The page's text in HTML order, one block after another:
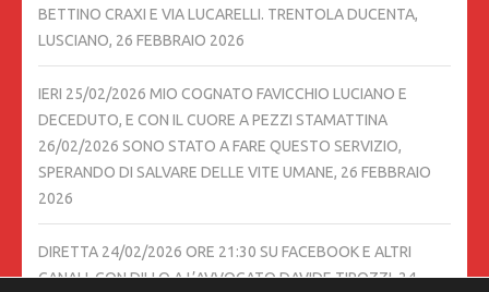
BETTINO CRAXI E VIA LUCARELLI. TRENTOLA DUCENTA,
LUSCIANO, 26 FEBBRAIO 2026
IERI 25/02/2026 MIO COGNATO FAVICCHIO LUCIANO E
DECEDUTO, E CON IL CUORE A PEZZI STAMATTINA
26/02/2026 SONO STATO A FARE QUESTO SERVIZIO,
SPERANDO DI SALVARE DELLE VITE UMANE, 26 FEBBRAIO
2026
DIRETTA 24/02/2026 ORE 21:30 SU FACEBOOK E ALTRI
CANALI, CON DILLO A L’AVVOCATO DAVIDE TIROZZI,24